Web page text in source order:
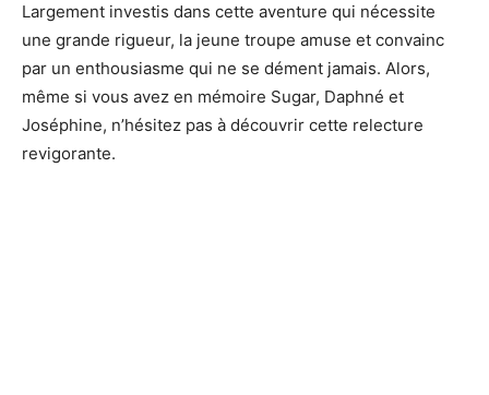
Largement investis dans cette aventure qui nécessite
une grande rigueur, la jeune troupe amuse et convainc
par un enthousiasme qui ne se dément jamais. Alors,
même si vous avez en mémoire Sugar, Daphné et
Joséphine, n’hésitez pas à découvrir cette relecture
revigorante.